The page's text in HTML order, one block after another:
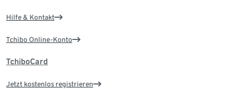
Hilfe & Kontakt
Tchibo Online-Konto
TchiboCard
Jetzt kostenlos registrieren